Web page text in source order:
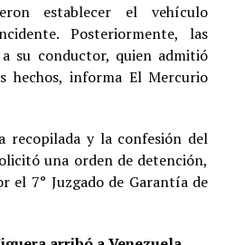
establecer el vehículo
Posteriormente, las
su conductor, quien admitió
hechos, informa El Mercurio
recopilada y la confesión del
una orden de detención,
el 7° Juzgado de Garantía de